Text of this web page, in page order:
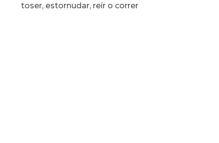
toser, estornudar, reír o correr